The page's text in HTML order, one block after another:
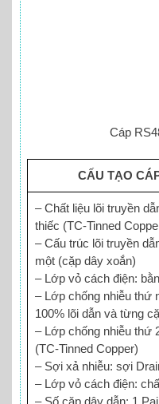
Cáp
CẤU TẠO
– Chất liệu lõi truyền
thiếc (TC-Tinned
– Cấu trúc lõi truyền
một (cặp dây xoắn)
– Lớp vỏ cách điện:
– Lớp chống nhiễu thứ
100% lõi dẫn và từng
– Lớp chống nhiễu thứ
(TC-Tinned Copper)
– Sợi xả nhiễu: sợi
– Lớp vỏ cách điện: